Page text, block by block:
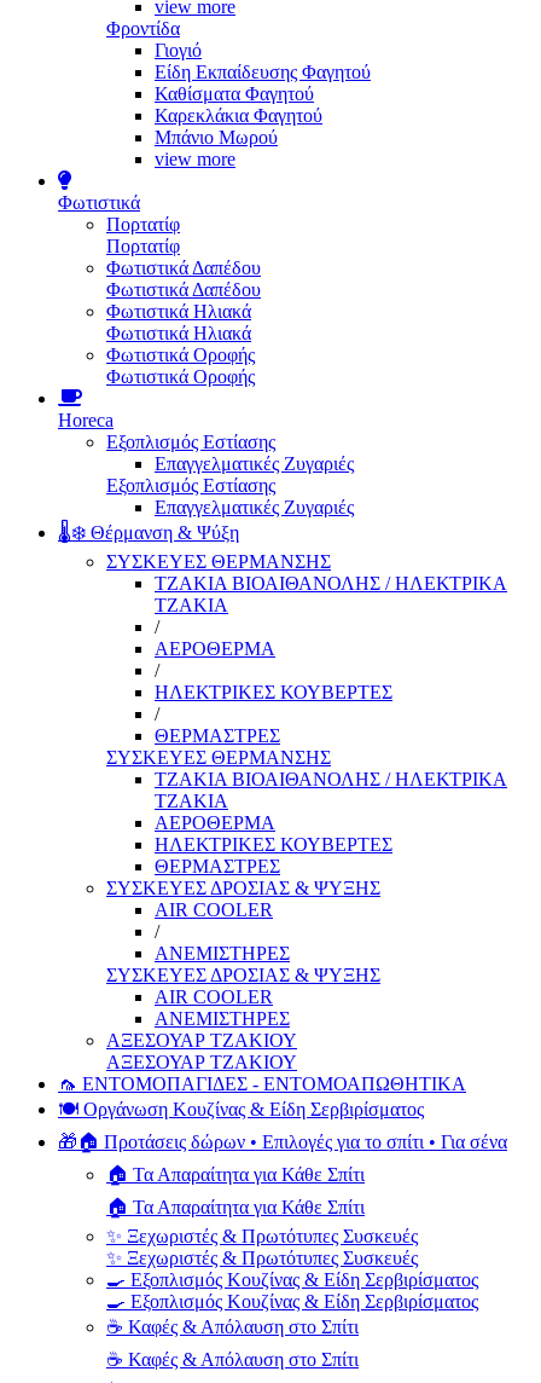
view more
Φροντίδα
Γιογιό
Είδη Εκπαίδευσης Φαγητού
Καθίσματα Φαγητού
Καρεκλάκια Φαγητού
Μπάνιο Μωρού
view more
Φωτιστικά
Πορτατίφ
Πορτατίφ
Φωτιστικά Δαπέδου
Φωτιστικά Δαπέδου
Φωτιστικά Ηλιακά
Φωτιστικά Ηλιακά
Φωτιστικά Οροφής
Φωτιστικά Οροφής
Horeca
Εξοπλισμός Εστίασης
Επαγγελματικές Ζυγαριές
Εξοπλισμός Εστίασης
Επαγγελματικές Ζυγαριές
🌡️❄️ Θέρμανση & Ψύξη
ΣΥΣΚΕΥΕΣ ΘΕΡΜΑΝΣΗΣ
ΤΖΑΚΙΑ ΒΙΟΑΙΘΑΝΟΛΗΣ / ΗΛΕΚΤΡΙΚΑ
ΤΖΑΚΙΑ
/
ΑΕΡΟΘΕΡΜΑ
/
ΗΛΕΚΤΡΙΚΕΣ ΚΟΥΒΕΡΤΕΣ
/
ΘΕΡΜΑΣΤΡΕΣ
ΣΥΣΚΕΥΕΣ ΘΕΡΜΑΝΣΗΣ
ΤΖΑΚΙΑ ΒΙΟΑΙΘΑΝΟΛΗΣ / ΗΛΕΚΤΡΙΚΑ
ΤΖΑΚΙΑ
ΑΕΡΟΘΕΡΜΑ
ΗΛΕΚΤΡΙΚΕΣ ΚΟΥΒΕΡΤΕΣ
ΘΕΡΜΑΣΤΡΕΣ
ΣΥΣΚΕΥΕΣ ΔΡΟΣΙΑΣ & ΨΥΞΗΣ
AIR COOLER
/
ΑΝΕΜΙΣΤΗΡΕΣ
ΣΥΣΚΕΥΕΣ ΔΡΟΣΙΑΣ & ΨΥΞΗΣ
AIR COOLER
ΑΝΕΜΙΣΤΗΡΕΣ
ΑΞΕΣΟΥΑΡ ΤΖΑΚΙΟΥ
ΑΞΕΣΟΥΑΡ ΤΖΑΚΙΟΥ
🦟 ΕΝΤΟΜΟΠΑΓΙΔΕΣ - ΕΝΤΟΜΟΑΠΩΘΗΤΙΚΑ
🍽️ Οργάνωση Κουζίνας & Είδη Σερβιρίσματος
🎁🏠 Προτάσεις δώρων • Επιλογές για το σπίτι • Για σένα
🏠 Τα Απαραίτητα για Κάθε Σπίτι
🏠 Τα Απαραίτητα για Κάθε Σπίτι
✨ Ξεχωριστές & Πρωτότυπες Συσκευές
✨ Ξεχωριστές & Πρωτότυπες Συσκευές
🍳 Εξοπλισμός Κουζίνας & Είδη Σερβιρίσματος
🍳 Εξοπλισμός Κουζίνας & Είδη Σερβιρίσματος
☕ Καφές & Απόλαυση στο Σπίτι
☕ Καφές & Απόλαυση στο Σπίτι